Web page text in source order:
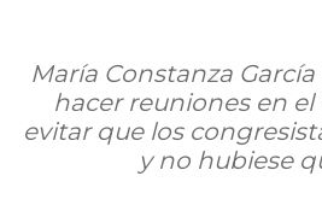
María Constanza
hacer reuniones en
evitar que los
y no hubiese